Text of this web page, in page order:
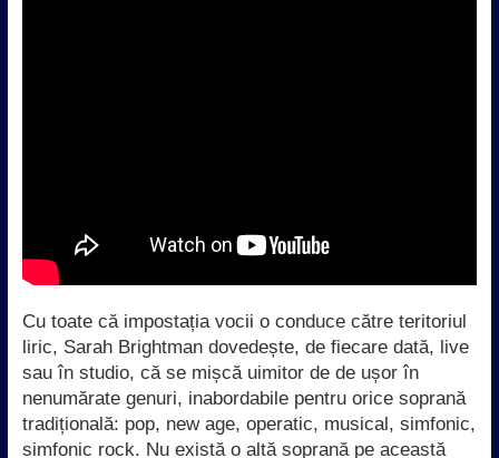
Cu toate că impostația vocii o conduce către teritoriul
liric, Sarah Brightman dovedește, de fiecare dată, live
sau în studio, că se mișcă uimitor de de ușor în
nenumărate genuri, inabordabile pentru orice soprană
tradițională: pop, new age, operatic, musical, simfonic,
simfonic rock. Nu există o altă soprană pe această